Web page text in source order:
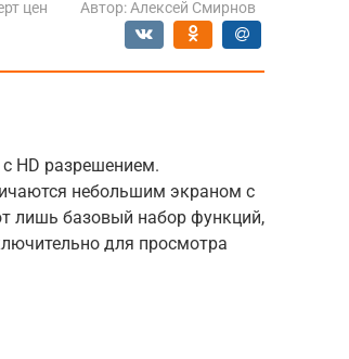
цен Автор: Алексей Смирнов
HD разрешением.
небольшим экраном с
лишь базовый набор функций,
для просмотра